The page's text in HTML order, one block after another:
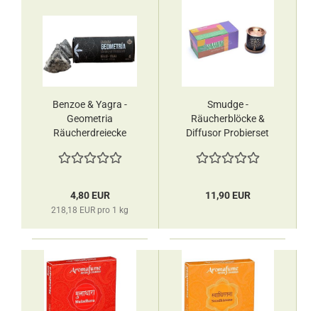
Benzoe & Yagra -
Geometria
Räucherdreiecke
4,80 EUR
218,18 EUR pro 1 kg
Smudge -
Räucherblöcke &
Diffusor Probierset
11,90 EUR